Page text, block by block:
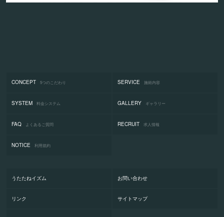
CONCEPT 5つのこだわり SERVICE 施術内容
SYSTEM 料金システム GALLERY ギャラリー
FAQ よくあるご質問 RECRUIT 求人情報
NOTICE 利用規約
うたたねイズム お問い合わせ
リンク サイトマップ